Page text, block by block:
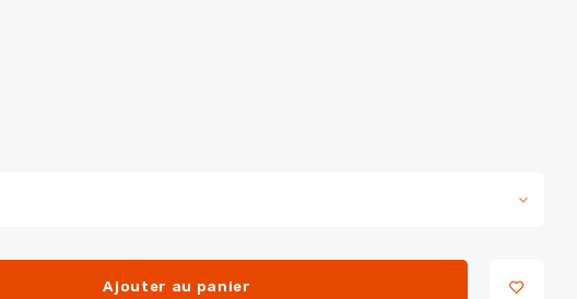
Ajouter au panier